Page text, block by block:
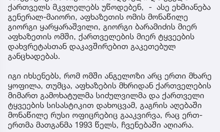
ქართველს მკვლელებს უწოდებენ, - ასე ეხმიანება
გენერალ-მაიორი, აფხაზეთის ომის მონაწილე
გიორგი ყარყარაშვილი, გიორგი ბარამიძის მიერ
აფხაზეთის ომში, ქართველების მიერ ტყვეების
დახვრეტასთან დაკავშირებით გაკეთებულ
განცხადებას.
იგი იხსენებს, რომ ომში ანგელოზი არც ერთი მხარე
ყოფილა, თუმცა, აფხაზების მხრიდან ქართველების
მიმართ გამოხატულმა სიძულვილმა და ქართველი
ტყვეების სისასტიკით დახოცვამ, გაგრის აღებაში
მონაწილე რუსი ოფიცრებიც გააკვირვა, რაც ერთ-
ერთმა მათგანმა 1993 წელს, ჩვენებაში აღიარა.